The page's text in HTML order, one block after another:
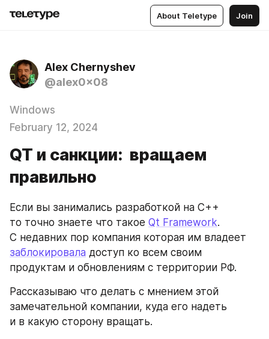
About Teletype Join
Alex Chernyshev
@alex0x08
Windows
February 12, 2024
QT и санкции: вращаем
правильно
Если вы занимались разработкой на C++
то точно знаете что такое Qt Framework.
заблокировала доступ ко всем своим
продуктам и обновлениям c территории РФ.
Рассказываю что делать с мнением этой
замечательной компании, куда его надеть
и в какую сторону вращать.